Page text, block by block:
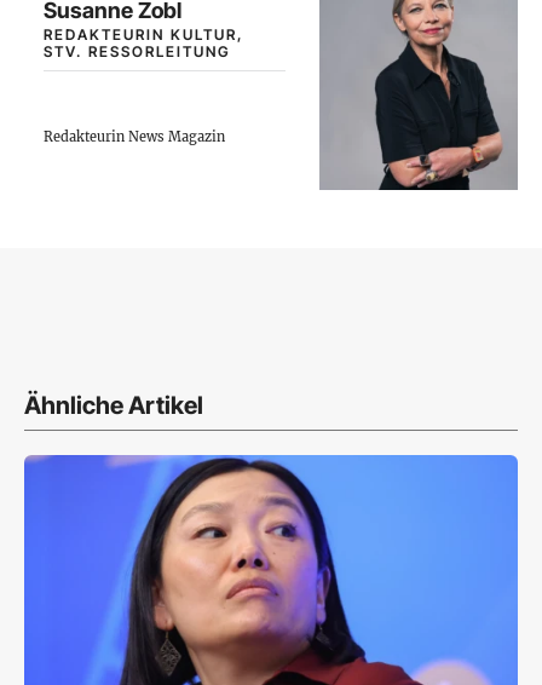
Susanne Zobl
REDAKTEURIN KULTUR,
STV. RESSORLEITUNG
Redakteurin News Magazin
Ähnliche Artikel